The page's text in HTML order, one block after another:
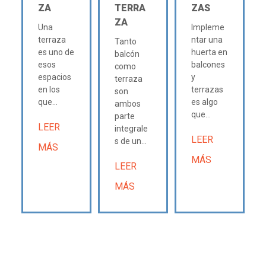
ZA
Una
terraza
es uno de
esos
espacios
en los
que...
LEER
MÁS
TERRA
ZA
Tanto
balcón
como
terraza
son
ambos
parte
integrale
s de un...
LEER
MÁS
ZAS
Impleme
ntar una
huerta en
balcones
y
terrazas
es algo
que...
LEER
MÁS